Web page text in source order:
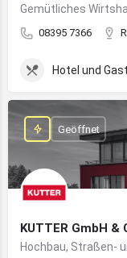
08395 7366
Hotel und
KUTTER GmbH
Hochbau, Straßen-
Geöffnet